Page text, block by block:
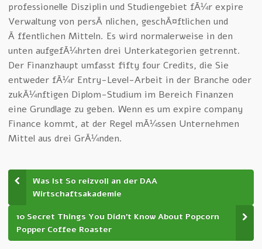
professionelle Disziplin und Studiengebiet fÃ¼r expire
Verwaltung von persÃ¶nlichen, geschÃ¤ftlichen und
Ã¶ffentlichen Mitteln. Es wird normalerweise in den
unten aufgefÃ¼hrten drei Unterkategorien getrennt.
Der Finanzhaupt umfasst fifty four Credits, die Sie
entweder fÃ¼r Entry-Level-Arbeit in der Branche oder
zukÃ¼nftigen Diplom-Studium im Bereich Finanzen
eine Grundlage zu geben. Wenn es um expire company
Finance kommt, at der Regel mÃ¼ssen Unternehmen
Mittel aus drei GrÃ¼nden.
Was Ist So reizvoll an der DAA
Wirtschaftsakademie
10 Secret Things You Didn’t Know About Popcorn
Popper Coffee Roaster